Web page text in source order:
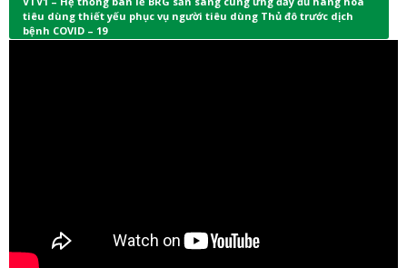
tiêu dùng thiết yếu phục vụ người tiêu dùng Thủ đô trước dịch
bệnh COVID – 19